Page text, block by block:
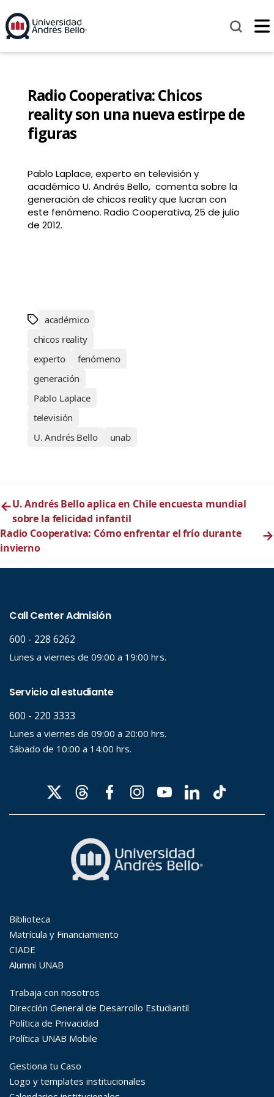
Radio Cooperativa: Chicos
reality son una nueva estirpe de
figuras
Pablo Laplace, experto en televisión y
académico U. Andrés Bello, comenta sobre la
generación de chicos reality que lucran con
este fenómeno. Radio Cooperativa, 25 de julio
de 2012.
académico
chicos reality
experto
fenómeno
generación
Pablo Laplace
televisión
U. Andrés Bello
unab
←U. Andrés Bello aplica en Chile encuesta mundial
sobre la felicidad infantil
Radio Cooperativa: Cómo enfrentar el frío durante
invierno
→